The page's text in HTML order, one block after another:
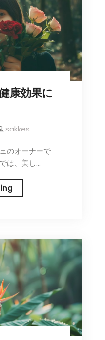
わ
り：
地
元
の
花
家
協
康効果に
sakkes
のオーナーで
は、美し…
花
の
素
と
健
康
効
果
に
つ